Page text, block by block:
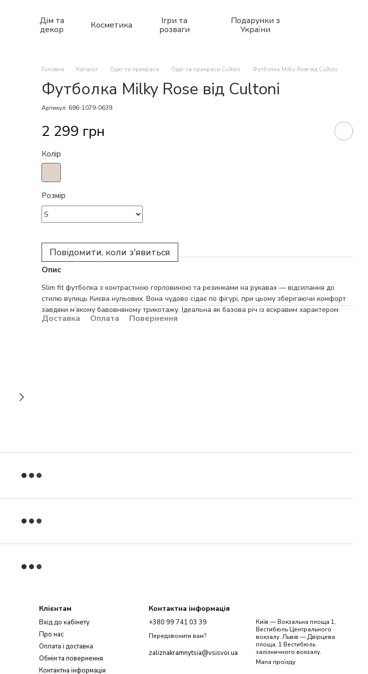
Дім та
декор
Косметика
Ігри та
розваги
Подарунки з
України
Головна Каталог Одяг та прикраси Одяг та прикраси Cultoni Футболка Milky Rose від Cultoni
Футболка Milky Rose від Cultoni
Артикул: 696-1079-0639
2 299 грн
Колір
Розмір
Повідомити, коли з'явиться
Опис
Slim fit футболка з контрастною горловиною та резинками на рукавах — відсилання до
стилю вулиць Києва нульових. Вона чудово сідає по фігурі, при цьому зберігаючи комфорт
завдяки м’якому бавовняному трикотажу. Ідеальна як базова річ із яскравим характером.
Доставка Оплата Повернення
Клієнтам
Вхід до кабінету
Про нас
Оплата і доставка
Обмін та повернення
Контактна інформація
Контактна інформація
+380 99 741 03 39
Передзвонити вам?
zaliznakramnytsia@vsisvoi.ua
Київ — Вокзальна площа 1,
Вестибюль Центрального
вокзалу. Львів — Двірцева
площа, 1 Вестибюль
залізничного вокзалу.
Мапа проїзду